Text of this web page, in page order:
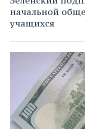
начальной
учащихся